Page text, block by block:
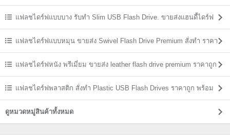
ถูก แฟลชไดร์ฟแบบบาง รับทำ Slim USB Flash Drive. ขายส่งแฮนดี้ไดร์ฟ
ราคาถูกแฟลชไดร์ฟแบบหมุน ขายส่ง Swivel Flash Drive Premium สั่งทำ ราคา
ถูก แฟลชไดร์ฟหนัง พรีเมี่ยม ขายส่ง leather flash drive premium ราคาถูก
แฟลชไดร์ฟพลาสติก สั่งทำ Plastic USB Flash Drives ราคาถูก พร้อม
สกรีน
ดูหมวดหมู่สินค้าทั้งหมด